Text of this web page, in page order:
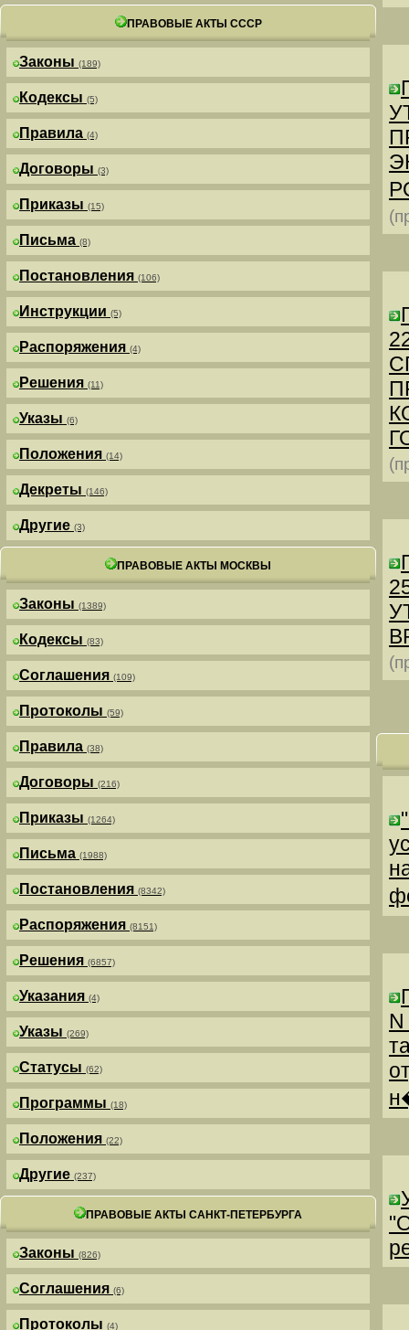
ПРАВОВЫЕ АКТЫ СССР
Законы (189)
Кодексы (5)
Правила (4)
Договоры (3)
Приказы (15)
Письма (8)
Постановления (106)
Инструкции (5)
Распоряжения (4)
Решения (11)
Указы (6)
Положения (14)
Декреты (146)
Другие (3)
ПРАВОВЫЕ АКТЫ МОСКВЫ
Законы (1389)
Кодексы (83)
Соглашения (109)
Протоколы (59)
Правила (38)
Договоры (216)
Приказы (1264)
Письма (1988)
Постановления (8342)
Распоряжения (8151)
Решения (6857)
Указания (4)
Указы (269)
Статусы (62)
Программы (18)
Положения (22)
Другие (237)
ПРАВОВЫЕ АКТЫ САНКТ-ПЕТЕРБУРГА
Законы (826)
Соглашения (6)
Протоколы (4)